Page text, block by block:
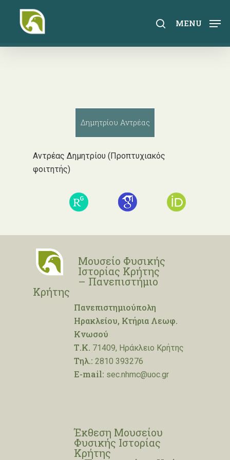
content
search
MENU
Δημητρίου Αντρέας
Αντρέας Δημητρίου (Προπτυχιακός
φοιτητής)
Μουσείο Φυσικής
Ιστορίας Κρήτης
– Πανεπιστήμιο
Κρήτης
Πανεπιστημιούπολη
Ηρακλείου, Κτήρια Λεωφ.
Κνωσού
Τ.Κ. 71409, Ηράκλειο Κρήτης
Τηλ.: 2810 393276
E-mail: sec.nhmc@uoc.gr
Έκθεση Μουσείου
Φυσικής Ιστορίας
Κρήτης